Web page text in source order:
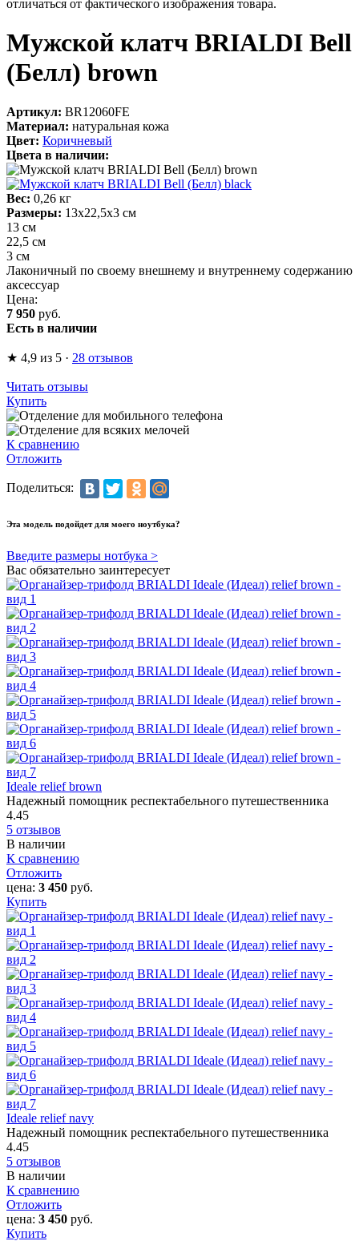
отличаться от фактического изображения товара.
Мужской клатч BRIALDI Bell
(Белл) brown
Артикул: BR12060FE
Материал: натуральная кожа
Цвет: Коричневый
Цвета в наличии:
Вес: 0,26 кг
Размеры: 13х22,5х3 см
13 см
22,5 см
3 см
Лаконичный по своему внешнему и внутреннему содержанию
аксессуар
Цена:
7 950 руб.
Есть в наличии
★ 4,9 из 5 · 28 отзывов
Читать отзывы
Купить
К сравнению
Отложить
Поделиться:
Эта модель подойдет для моего ноутбука?
Введите размеры нотбука >
Вас обязательно заинтересует
Ideale relief brown
Надежный помощник респектабельного путешественника
4.45
5 отзывов
В наличии
К сравнению
Отложить
цена: 3 450 руб.
Купить
Ideale relief navy
Надежный помощник респектабельного путешественника
4.45
5 отзывов
В наличии
К сравнению
Отложить
цена: 3 450 руб.
Купить